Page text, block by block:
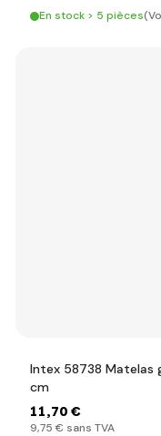
En stock > 5 pièces
Intex 58738 Matelas
cm
11,70 €
9,75 € sans TVA